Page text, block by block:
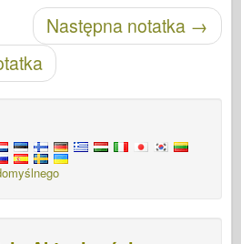
Następna notatka →